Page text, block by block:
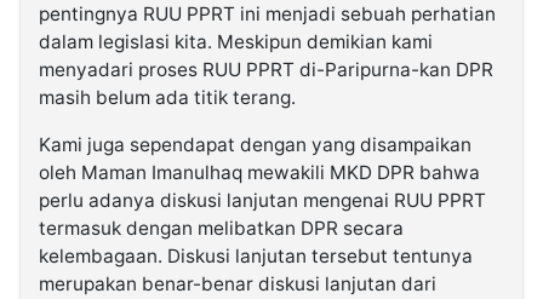
pentingnya RUU PPRT ini menjadi sebuah perhatian
dalam legislasi kita. Meskipun demikian kami
menyadari proses RUU PPRT di-Paripurna-kan DPR
masih belum ada titik terang.
Kami juga sependapat dengan yang disampaikan
oleh Maman Imanulhaq mewakili MKD DPR bahwa
perlu adanya diskusi lanjutan mengenai RUU PPRT
termasuk dengan melibatkan DPR secara
kelembagaan. Diskusi lanjutan tersebut tentunya
merupakan benar-benar diskusi lanjutan dari